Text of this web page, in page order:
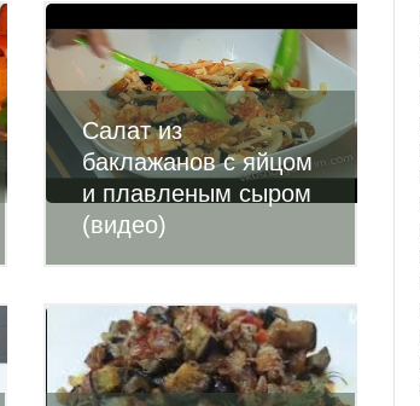
Салат из
баклажанов с яйцом
и плавленым сыром
(видео)